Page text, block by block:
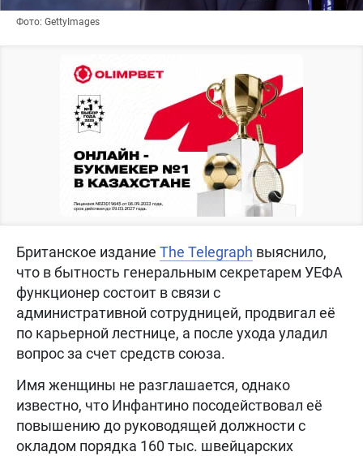
Фото: GettyImages
Британское издание The Telegraph выяснило,
что в бытность генеральным секретарем УЕФА
функционер состоит в связи с
административной сотрудницей, продвигал её
по карьерной лестнице, а после ухода уладил
вопрос за счет средств союза.
Имя женщины не разглашается, однако
известно, что Инфантино посодействовал её
повышению до руководящей должности с
окладом порядка 160 тыс. швейцарских